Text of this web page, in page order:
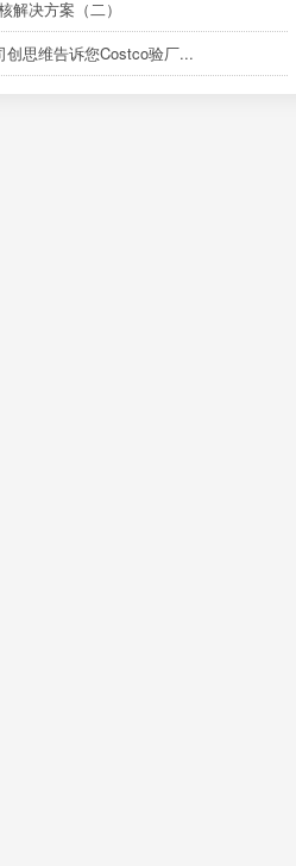
解决方案（二）
创思维告诉您Costco验厂...